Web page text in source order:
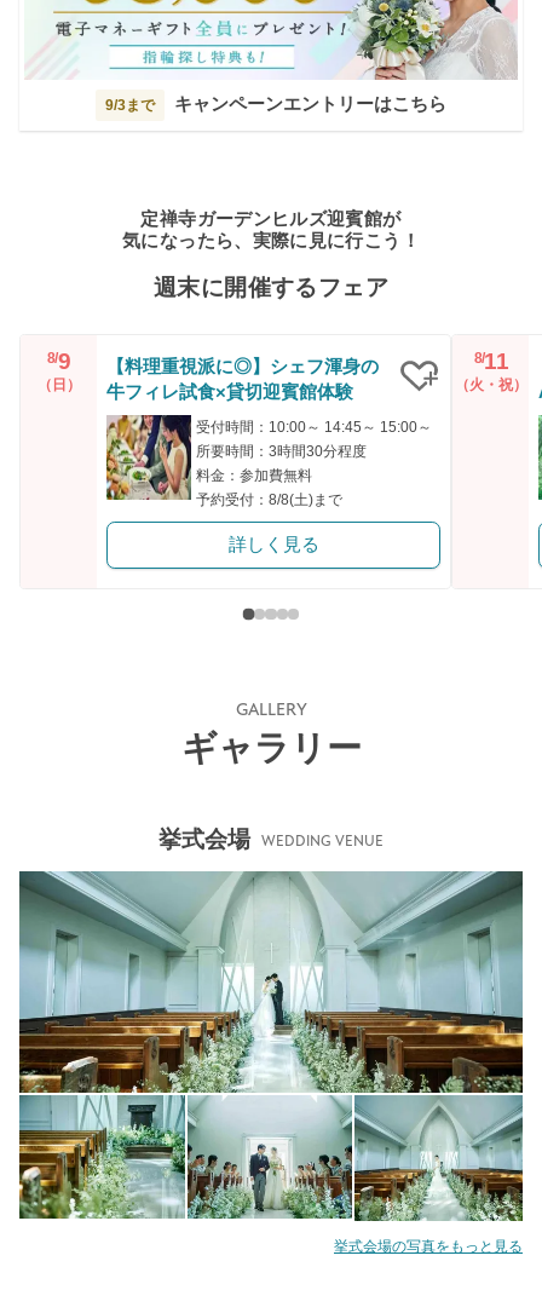
9/3まで キャンペーンエントリーはこちら
定禅寺ガーデンヒルズ迎賓館が
気になったら、実際に見に行こう！
週末に開催するフェア
8/9
（日）
【料理重視派に◎】シェフ渾身の
牛フィレ試食×貸切迎賓館体験
受付時間：10:00～ 14:45～ 15:00～
所要時間：3時間30分程度
料金：参加費無料
予約受付：8/8(土)まで
詳しく見る
8/11
（火・祝）
GALLERY
ギャラリー
挙式会場 WEDDING VENUE
挙式会場の写真をもっと見る